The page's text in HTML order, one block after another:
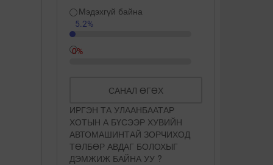
Мэдэхгүй байна
5.2%
0%
САНАЛ ӨГӨХ
ИРГЭН ТА УЛААНБААТАР
ХОТЫН А БҮСЭЭР ХУВИЙН
АВТОМАШИНТАЙ ЗОРЧИХОД
ТӨЛБӨР АВДАГ БОЛОХЫГ
ДЭМЖИЖ БАЙНА УУ ?